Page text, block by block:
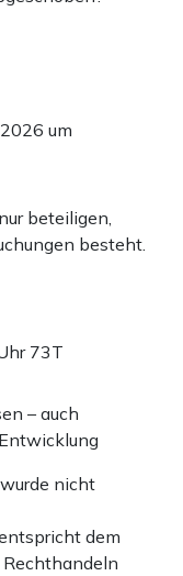
um
beteiligen,
besteht.
73T
– auch
nicht
dem